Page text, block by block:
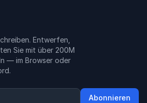
Entwerfen,
Sie mit über 200M
— im Browser oder
Abonnieren